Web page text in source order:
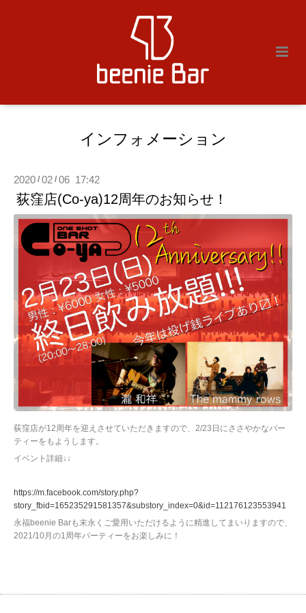
インフォメーション
2020 / 02 / 06 17:42
荻窪店(Co-ya)12周年のお知らせ！
荻窪店が12周年を迎えさせていただきますので、2/23日にささやかなパー
ティーをもようします。
イベント詳細↓↓
https://m.facebook.com/story.php?
story_fbid=165235291581357&substory_index=0&id=112176123553941
永福beenie Barも末永くご愛用いただけるように精進してまいりますので、
2021/10月の1周年パーティーをお楽しみに！